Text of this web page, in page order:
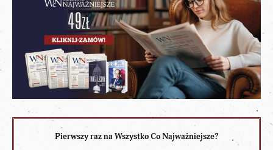
Pierwszy raz na Wszystko Co Najważniejsze?